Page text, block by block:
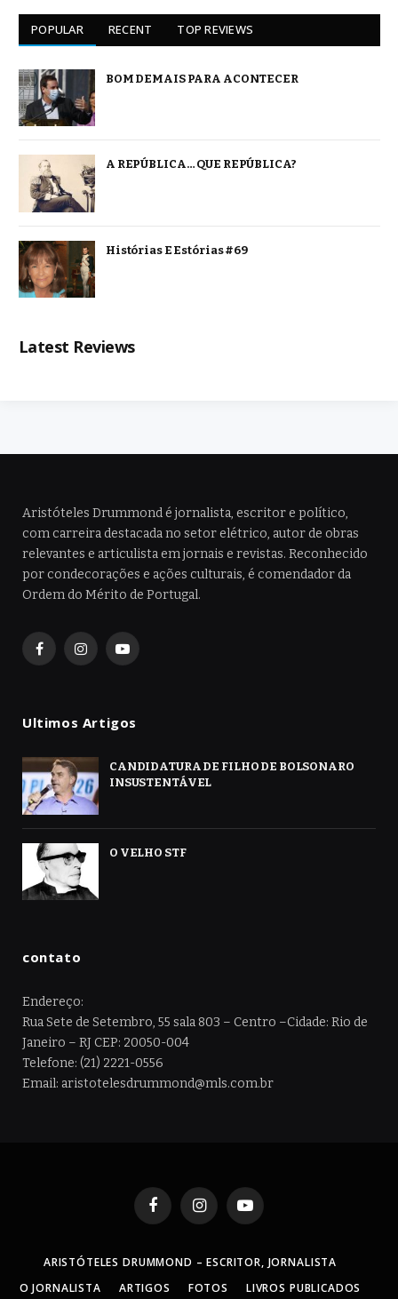
POPULAR RECENT TOP REVIEWS
BOM DEMAIS PARA ACONTECER
A REPÚBLICA… QUE REPÚBLICA?
Histórias E Estórias #69
Latest Reviews
Aristóteles Drummond é jornalista, escritor e político,
com carreira destacada no setor elétrico, autor de obras
relevantes e articulista em jornais e revistas. Reconhecido
por condecorações e ações culturais, é comendador da
Ordem do Mérito de Portugal.
FacebookInstagramYouTube
Ultimos Artigos
CANDIDATURA DE FILHO DE BOLSONARO
INSUSTENTÁVEL
O VELHO STF
contato
Endereço:
Rua Sete de Setembro, 55 sala 803 – Centro –Cidade: Rio de
Janeiro – RJ CEP: 20050-004
Telefone: (21) 2221-0556
Email: aristotelesdrummond@mls.com.br
FacebookInstagramYouTube
ARISTÓTELES DRUMMOND – ESCRITOR, JORNALISTA
O JORNALISTA
ARTIGOS FOTOS LIVROS PUBLICADOS